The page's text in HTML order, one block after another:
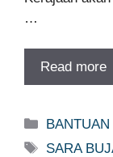
…
Read more
Categories
Tags
SARA